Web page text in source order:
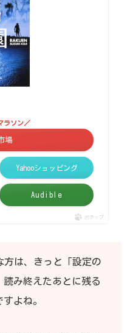
ラソン／
場
Yahooショッピング
Audible
ポチップ
方は、きっと「設定の
み終えたあとに残る
よね。